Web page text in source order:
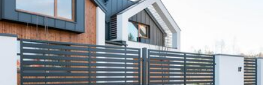
akcesoria